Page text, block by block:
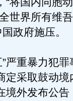
世界所有维
政府施压。
重暴力犯罪
定采取鼓动境
境外发布公告